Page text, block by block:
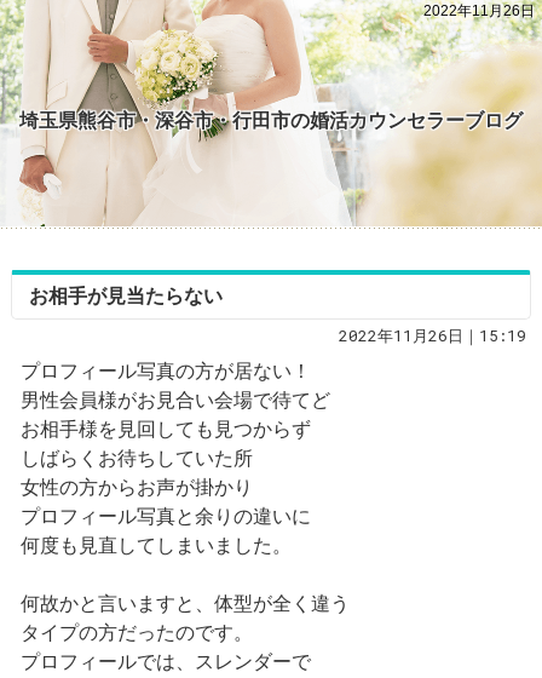
2022年11月26日
埼玉県熊谷市・深谷市・行田市の婚活カウンセラーブログ
お相手が見当たらない
2022年11月26日｜15:19
プロフィール写真の方が居ない！
男性会員様がお見合い会場で待てど
お相手様を見回しても見つからず
しばらくお待ちしていた所
女性の方からお声が掛かり
プロフィール写真と余りの違いに
何度も見直してしまいました。
何故かと言いますと、体型が全く違う
タイプの方だったのです。
プロフィールでは、スレンダーで